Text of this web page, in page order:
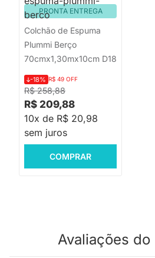
PRONTA ENTREGA
Colchão de Espuma
Plummi Berço
70cmx1,30mx10cm D18
R$ 258,88
-18% R$ 49 OFF
R$ 209,88
10x de R$ 20,98
sem juros
COMPRAR
Avaliações do